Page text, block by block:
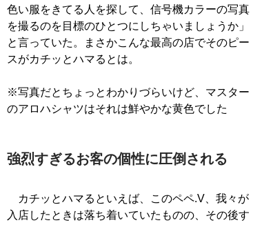
色い服をきてる人を探して、信号機カラーの写真
を撮るのを目標のひとつにしちゃいましょうか」
と言っていた。まさかこんな最高の店でそのピー
スがカチッとハマるとは。
※写真だとちょっとわかりづらいけど、マスター
のアロハシャツはそれは鮮やかな黄色でした
強烈すぎるお客の個性に圧倒される
カチッとハマるといえば、このペペ.V、我々が
入店したときは落ち着いていたものの、その後す